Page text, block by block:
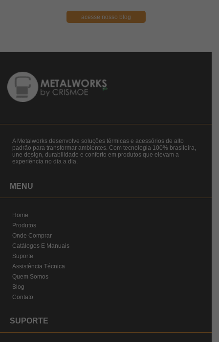
acesse nosso blog
A Metalworks desenvolve soluções térmicas e acessórios de alto
padrão para transformar ambientes. Com tecnologia 100% brasileira,
une design, durabilidade e conforto em produtos que elevam a
experiência no dia a dia.
MENU
Home
Produtos
Onde Comprar
Catálogos E Manuais
Suporte
Assistência Técnica
Quem Somos
Blog
Contato
SUPORTE